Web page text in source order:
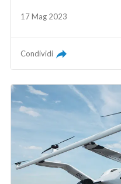
17 Mag 2023
Condividi